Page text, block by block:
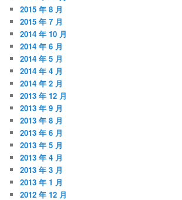
2015 年 8 月
2015 年 7 月
2014 年 10 月
2014 年 6 月
2014 年 5 月
2014 年 4 月
2014 年 2 月
2013 年 12 月
2013 年 9 月
2013 年 8 月
2013 年 6 月
2013 年 5 月
2013 年 4 月
2013 年 3 月
2013 年 1 月
2012 年 12 月